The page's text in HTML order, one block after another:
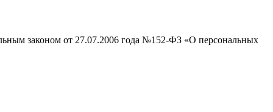
законом от 27.07.2006 года №152-ФЗ «О персональных